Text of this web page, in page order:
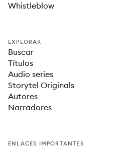
Whistleblow
EXPLORAR
Buscar
Títulos
Audio series
Storytel Originals
Autores
Narradores
ENLACES IMPORTANTES